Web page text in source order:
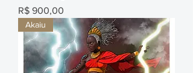
Preço
R$ 900,00
Akaiu